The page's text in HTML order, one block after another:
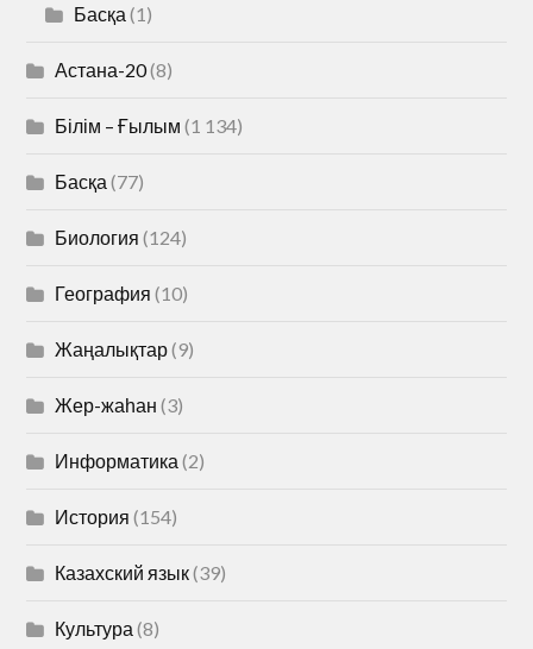
Басқа (1)
Астана-20(8)
Білім – Ғылым (1 134)
Басқа (77)
Биология (124)
География (10)
Жаңалықтар(9)
Жер-жаһан (3)
Информатика (2)
История (154)
Казахский язык(39)
Культура (8)